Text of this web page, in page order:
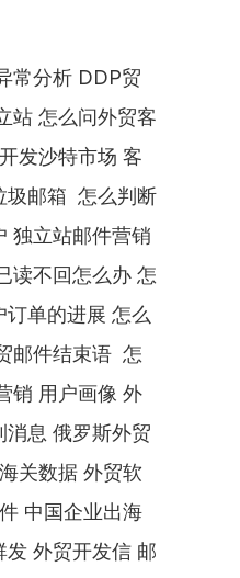
常分析 DDP贸
站 怎么问外贸客
发沙特市场 客
圾邮箱  怎么判断
独立站邮件营销
读不回怎么办 怎
单的进展 怎么
邮件结束语  怎
销 用户画像 外
消息 俄罗斯外贸
关数据 外贸软
中国企业出海
外贸开发信 邮